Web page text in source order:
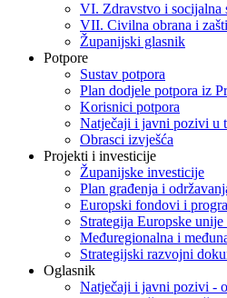
VI. Zdravstvo i socijalna
VII. Civilna obrana i
Županijski glasnik
Potpore
Sustav potpora
Plan dodjele potpora iz
Korisnici potpora
Natječaji i javni pozivi u
Obrasci izvješća
Projekti i investicije
Županijske investicije
Plan građenja i
Europski fondovi i
Strategija Europske
Međuregionalna i
Strategijski razvojni
Oglasnik
Natječaji i javni pozivi -